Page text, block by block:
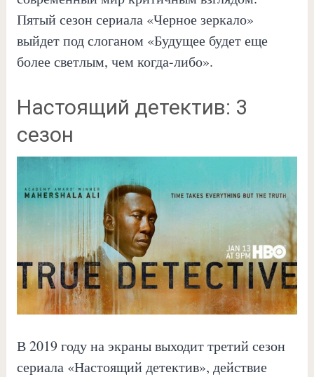
Пятый сезон сериала «Черное зеркало»
выйдет под слоганом «Будущее будет еще
более светлым, чем когда-либо».
Настоящий детектив: 3
сезон
В 2019 году на экраны выходит третий сезон
сериала «Настоящий детектив», действие